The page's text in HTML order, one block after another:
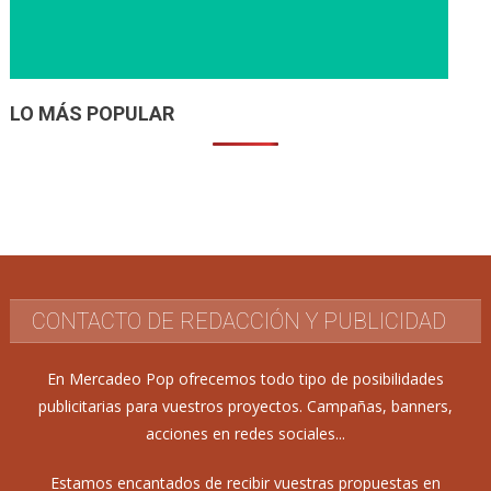
LO MÁS POPULAR
CONTACTO DE REDACCIÓN Y PUBLICIDAD
En Mercadeo Pop ofrecemos todo tipo de posibilidades
publicitarias para vuestros proyectos. Campañas, banners,
acciones en redes sociales...
Estamos encantados de recibir vuestras propuestas en